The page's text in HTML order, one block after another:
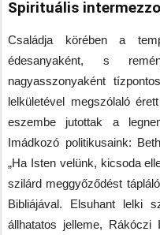
Spirituális
Családja körében a
édesanyaként, s
nagyasszonyaként
lelkületével megszólaló
eszembe jutottak a
Imádkozó politikusaink:
„Ha Isten velünk, kicsoda
szilárd meggyőződést
Bibliájával. Elsuhant lelki
állhatatos jelleme, Rákóczi